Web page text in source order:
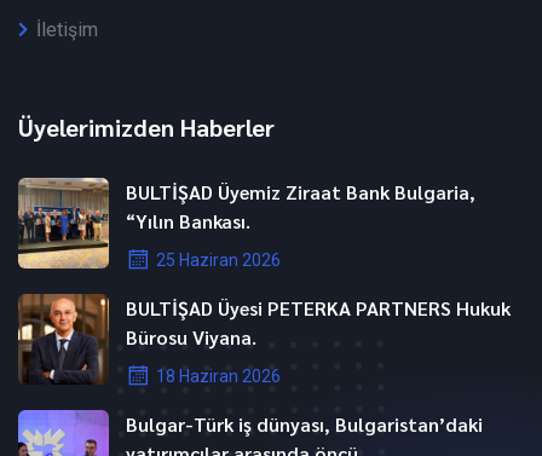
İletişim
Üyelerimizden Haberler
BULTİŞAD Üyemiz Ziraat Bank Bulgaria,
“Yılın Bankası.
25 Haziran 2026
BULTİŞAD Üyesi PETERKA PARTNERS Hukuk
Bürosu Viyana.
18 Haziran 2026
Bulgar-Türk iş dünyası, Bulgaristan’daki